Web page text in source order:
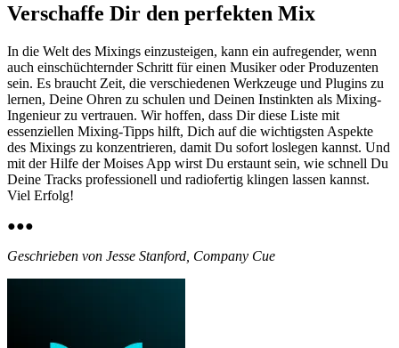
Verschaffe Dir den perfekten Mix
In die Welt des Mixings einzusteigen, kann ein aufregender, wenn
auch einschüchternder Schritt für einen Musiker oder Produzenten
sein. Es braucht Zeit, die verschiedenen Werkzeuge und Plugins zu
lernen, Deine Ohren zu schulen und Deinen Instinkten als Mixing-
Ingenieur zu vertrauen. Wir hoffen, dass Dir diese Liste mit
essenziellen Mixing-Tipps hilft, Dich auf die wichtigsten Aspekte
des Mixings zu konzentrieren, damit Du sofort loslegen kannst. Und
mit der Hilfe der Moises App wirst Du erstaunt sein, wie schnell Du
Deine Tracks professionell und radiofertig klingen lassen kannst.
Viel Erfolg!
●●●
Geschrieben von Jesse Stanford, Company Cue